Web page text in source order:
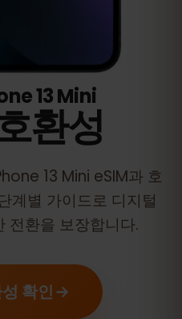
13 Mini
환성
13 Mini eSIM과 호
계별 가이드로 디지털
전환을 보장합니다.
확인